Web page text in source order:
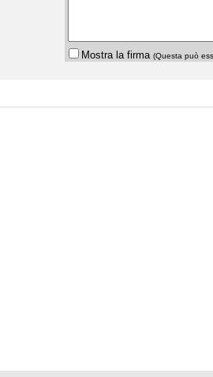
Mostra la firma (Questa può